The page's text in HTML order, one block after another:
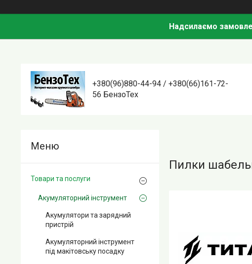
Надсилаємо
+380(96)880-44-94 / +380(66)161-72-
56 БензоТех
Пилки
Товари та послуги
Акумуляторний інструмент
Акумулятори та зарядний
пристрій
Акумуляторний інструмент
під макітовську посадку